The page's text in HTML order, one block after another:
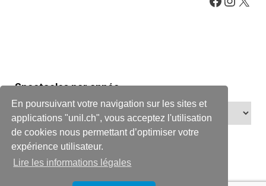
En poursuivant votre navigation sur les sites et
applications "unil.ch", vous acceptez l'utilisation
de cookies nous permettant d’optimiser votre
expérience utilisateur.
Lire les informations légales
Spectacles par année